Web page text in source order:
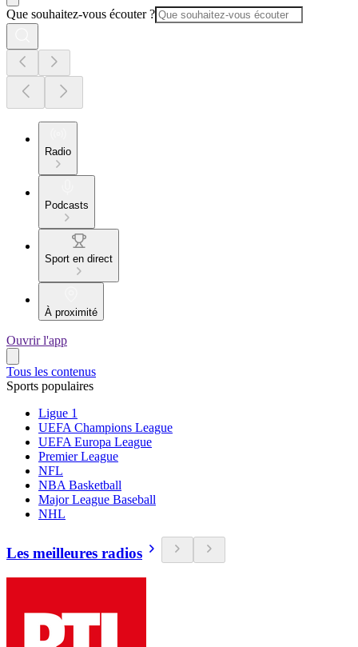
Que souhaitez-vous écouter ?
Radio
Podcasts
Sport en direct
À proximité
Ouvrir l'app
Tous les contenus
Sports populaires
Ligue 1
UEFA Champions League
UEFA Europa League
Premier League
NFL
NBA Basketball
Major League Baseball
NHL
Les meilleures radios